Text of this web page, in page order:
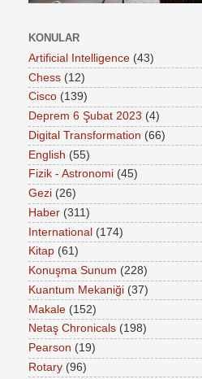
KONULAR
Artificial Intelligence (43)
Chess (12)
Cisco (139)
Deprem 6 Şubat 2023 (4)
Digital Transformation (66)
English (55)
Fizik - Astronomi (45)
Gezi (26)
Haber (311)
International (174)
Kitap (61)
Konuşma Sunum (228)
Kuantum Mekaniği (37)
Makale (152)
Netaş Chronicals (198)
Pearson (19)
Rotary (96)